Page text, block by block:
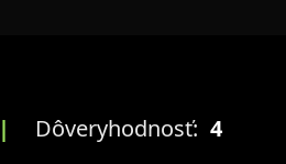
| Dôveryhodnosť: 4